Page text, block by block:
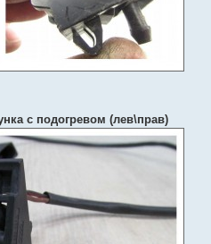
с подогревом (лев\прав)